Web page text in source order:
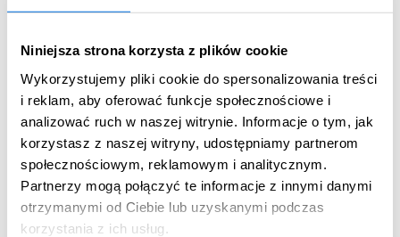
Niniejsza strona korzysta z plików cookie
Wykorzystujemy pliki cookie do spersonalizowania treści
i reklam, aby oferować funkcje społecznościowe i
analizować ruch w naszej witrynie. Informacje o tym, jak
korzystasz z naszej witryny, udostępniamy partnerom
społecznościowym, reklamowym i analitycznym.
Partnerzy mogą połączyć te informacje z innymi danymi
otrzymanymi od Ciebie lub uzyskanymi podczas
korzystania z ich usług.
ZOBACZ WIĘCEJ
A8.1 Dostępne